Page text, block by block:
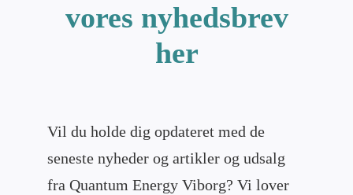
vores nyhedsbrev
her
Vil du holde dig opdateret med de
seneste nyheder og artikler og udsalg
fra Quantum Energy Viborg? Vi lover